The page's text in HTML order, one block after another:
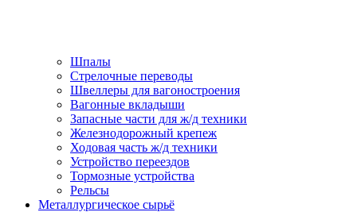
Шпалы
Стрелочные переводы
Швеллеры для вагоностроения
Вагонные вкладыши
Запасные части для ж/д техники
Железнодорожный крепеж
Ходовая часть ж/д техники
Устройство переездов
Тормозные устройства
Рельсы
Металлургическое сырьё